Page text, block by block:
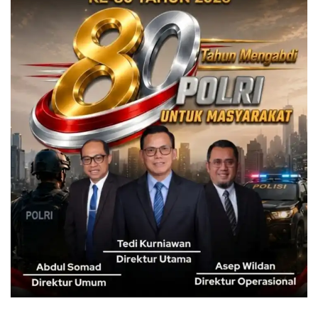
Gempa bumi pamijahan Sukabumi